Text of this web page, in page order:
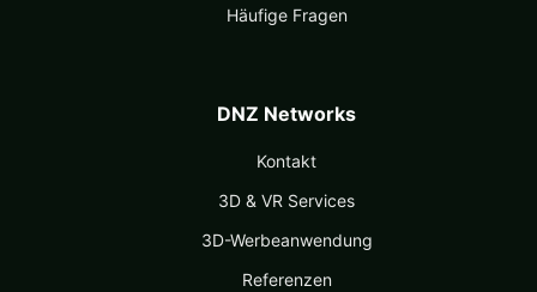
Häufige Fragen
DNZ Networks
Kontakt
3D & VR Services
3D-Werbeanwendung
Referenzen